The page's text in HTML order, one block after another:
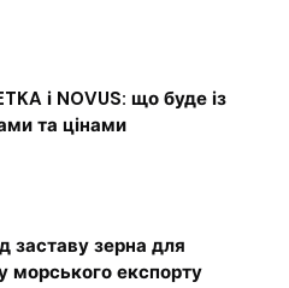
і NOVUS: що буде із
та цінами
заставу зерна для
морського експорту